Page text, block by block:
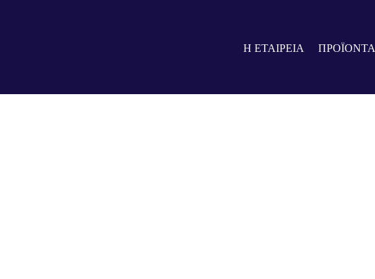
Η ΕΤΑΙΡΕΙΑ ΠΡΟΪΟΝΤΑ